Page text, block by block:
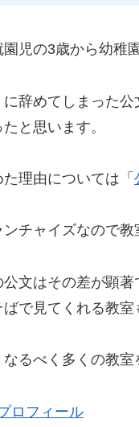
児の3歳から幼稚
に辞めてしまった
と思います。
理由については「
チャイズなので教
文はその差が顕
で見てくれる教室
るべく多くの教室
ロフィール